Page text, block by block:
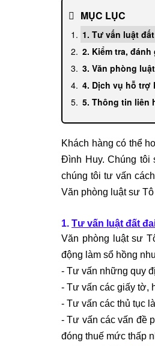
MỤC LỤC
1. Tư vấn luật
2. Kiểm tra,
3. Văn phòng
4. Dịch vụ hỗ trợ
5. Thông tin liên
Khách hàng có thể
Đình Huy. Chúng tôi
chúng tôi tư vấn
Văn phòng luật sư
1. Tư vấn luật đất
Văn phòng luật sư
động làm sổ hồng
- Tư vấn những quy
- Tư vấn các giấy tờ,
- Tư vấn các thủ tục
- Tư vấn các vấn đề
đóng thuế mức thấp